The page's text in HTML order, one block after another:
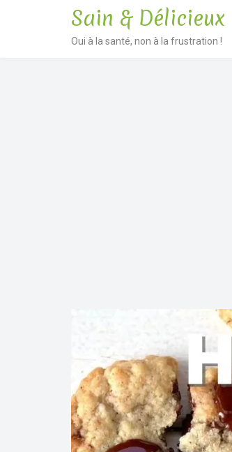
Sain & Délicieux
Oui à la santé, non à la frustration !